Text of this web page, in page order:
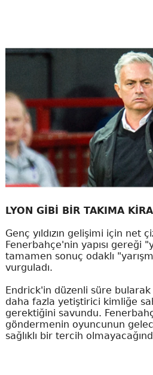
LYON GİBİ BİR TAKIMA
Genç yıldızın gelişimi için net
Fenerbahçe'nin yapısı gereği
tamamen sonuç odaklı
vurguladı.
Endrick'in düzenli süre
daha fazla yetiştirici kimliğe
gerektiğini savundu.
göndermenin oyuncunun
sağlıklı bir tercih